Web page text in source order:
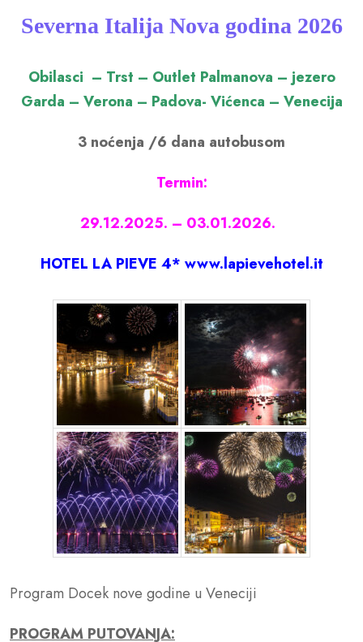
Severna Italija Nova godina 2026
Obilasci – Trst – Outlet Palmanova – jezero
Garda – Verona – Padova- Vićenca – Venecija
3 noćenja /6 dana autobusom
Termin:
29.12.2025. – 03.01.2026.
HOTEL LA PIEVE 4* www.lapievehotel.it
Program Docek nove godine u Veneciji
PROGRAM PUTOVANJA: